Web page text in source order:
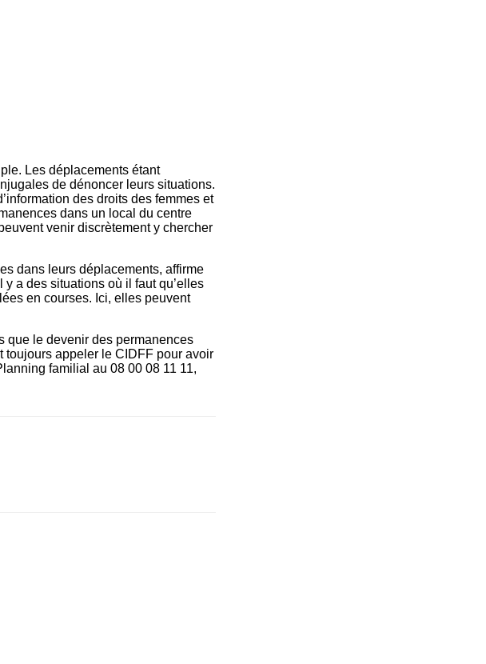
Les déplacements étant
de dénoncer leurs situations.
des droits des femmes et
dans un local du centre
venir discrètement y chercher
dans leurs ­déplacements, affirme
a des situations où il faut qu’elles
en courses. Ici, elles peuvent
que le devenir des permanences
toujours appeler le CIDFF pour avoir
familial au 08 00 08 11 11,